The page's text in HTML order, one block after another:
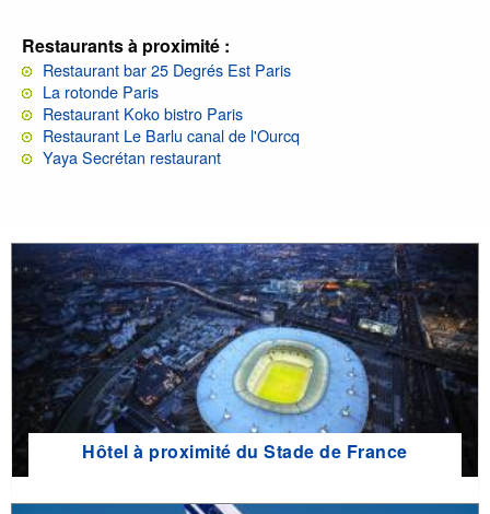
Restaurants à proximité :
Restaurant bar 25 Degrés Est Paris
La rotonde Paris
Restaurant Koko bistro Paris
Restaurant Le Barlu canal de l'Ourcq
Yaya Secrétan restaurant
Hôtel à proximité du Stade de France